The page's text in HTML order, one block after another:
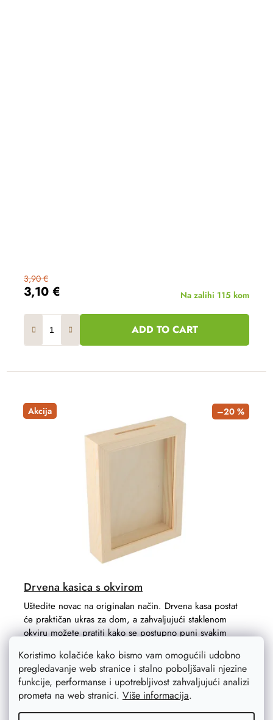
Koristimo kolačiće kako bismo vam omogućili udobno
pregledavanje web stranice i stalno poboljšavali njezine
funkcije, performanse i upotrebljivost zahvaljujući analizi
prometa na web stranici. Više informacija.
3,10 €
3,90 €
Na zalihi 115 kom
ADD TO CART
Akcija –20 %
Drvena kasica s okvirom
Uštedite novac na originalan način. Drvena kasa postat
će praktičan ukras za dom, a zahvaljujući staklenom
okviru možete pratiti kako se postupno puni svakim